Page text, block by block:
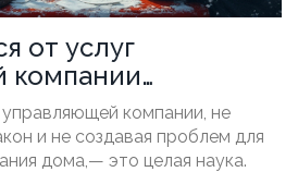
от услуг
компании
управляющей компании, не
и не создавая проблем для
дома,— это целая наука.